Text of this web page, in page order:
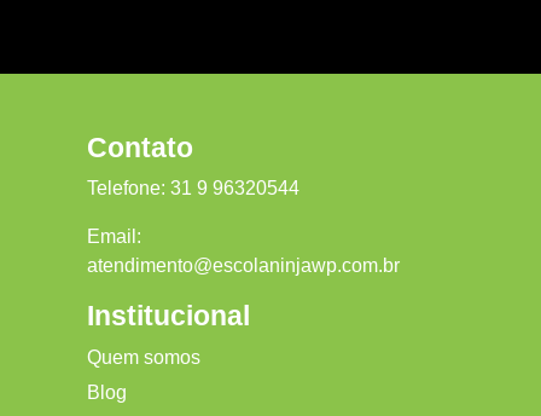
Contato
Telefone: 31 9 96320544
Email:
atendimento@escolaninjawp.com.br
Institucional
Quem somos
Blog